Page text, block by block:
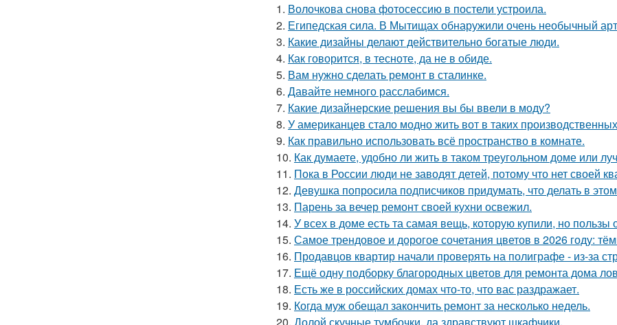
1. Волочкова снова фотосессию в постели устроила.
2. Египедская сила. В Мытищах обнаружили очень необычный
3. Какие дизайны делают действительно богатые люди.
4. Как говорится, в тесноте, да не в обиде.
5. Вам нужно сделать ремонт в сталинке.
6. Давайте немного расслабимся.
7. Какие дизайнерские решения вы бы ввели в моду?
8. У американцев стало модно жить вот в таких
9. Как правильно использовать всё пространство в комнате.
10. Как думаете, удобно ли жить в таком треугольном доме или
11. Пока в России люди не заводят детей, потому что нет своей
12. Девушка попросила подписчиков придумать, что делать в этом
13. Парень за вечер ремонт своей кухни освежил.
14. У всех в доме есть та самая вещь, которую купили, но пользы
15. Самое трендовое и дорогое сочетания цветов в 2026 году:
16. Продавцов квартир начали проверять на полиграфе - из-за
17. Ещё одну подборку благородных цветов для ремонта дома
18. Есть же в российских домах что-то, что вас раздражает.
19. Когда муж обещал закончить ремонт за несколько недель.